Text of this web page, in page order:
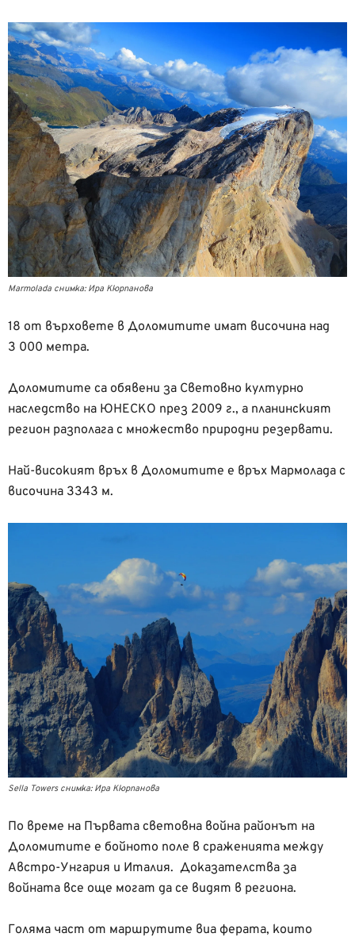
Marmolada снимка: Ира Кюрпанова
18 от върховете в Доломитите имат височина над
3 000 метра.
Доломитите са обявени за Световно културно
наследство на ЮНЕСКО през 2009 г., а планинският
регион разполага с множество природни резервати.
Най-високият връх в Доломитите е връх Мармолада с
височина 3343 м.
Sella Towers снимка: Ира Кюрпанова
По време на Първата световна война районът на
Доломитите е бойното поле в сраженията между
Австро-Унгария и Италия. Доказателства за
войната все още могат да се видят в региона.
Голяма част от маршрутите виа ферата, които